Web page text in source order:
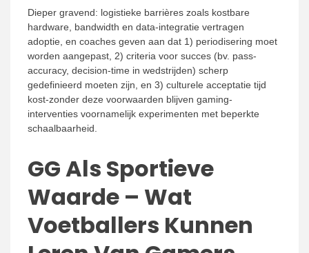
Dieper gravend: logistieke barrières zoals kostbare
hardware, bandwidth en data-integratie vertragen
adoptie, en coaches geven aan dat 1) periodisering moet
worden aangepast, 2) criteria voor succes (bv. pass-
accuracy, decision-time in wedstrijden) scherp
gedefinieerd moeten zijn, en 3) culturele acceptatie tijd
kost-zonder deze voorwaarden blijven gaming-
interventies voornamelijk experimenten met beperkte
schaalbaarheid.
GG Als Sportieve
Waarde – Wat
Voetballers Kunnen